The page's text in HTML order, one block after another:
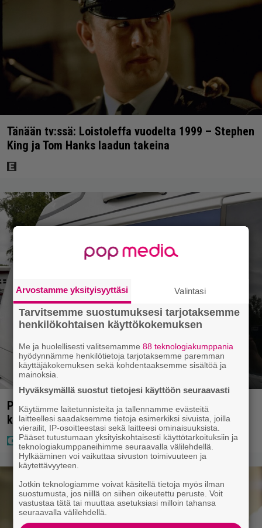
Tänään tv:ssä: Loistoleffa vuodelta 1999 – Stephen
King ja Tom Hanks laadun takeina
Poliisilla tehovalvonta – tästä kysymys ja näin
kauan kestää
Arvostamme yksityisyyttäsi Valintasi
Tarvitsemme suostumuksesi tarjotaksemme
henkilökohtaisen käyttökokemuksen
Me ja huolellisesti valitsemamme88 teknologiakumppania
hyödynnämme henkilötietoja tarjotaksemme paremman
käyttäjäkokemuksen sekä kohdentaaksemme sisältöä ja
mainoksia.
Hyväksymällä suostut tietojesi käyttöön seuraavasti
Käytämme laitetunnisteita ja tallennamme evästeitä
laitteellesi saadaksemme tietoja esimerkiksi sivuista, joilla
vierailit, IP-osoitteestasi sekä laitteesi ominaisuuksista.
Pääset tutustumaan yksityiskohtaisesti käyttötarkoituksiin ja
teknologiakumppaneihimme seuraavalla välilehdellä.
Hylkääminen voi vaikuttaa sivuston toimivuuteen ja
käytettävyyteen.
Jotkin teknologiamme voivat käsitellä tietoja myös ilman
suostumusta, jos niillä on siihen oikeutettu peruste. Voit
vastustaa tätä tai muuttaa asetuksiasi milloin tahansa
seuraavalla välilehdellä.